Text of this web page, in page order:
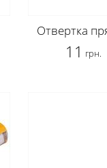
Отвертка
11 грн.